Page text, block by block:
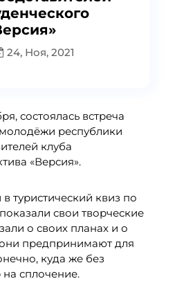
24, Ноя, 2021
состоялась встреча
республики
клуба
«Версия».
туристический квиз по
свои творческие
о своих планах и о
предпринимают для
куда же без
сплочение.